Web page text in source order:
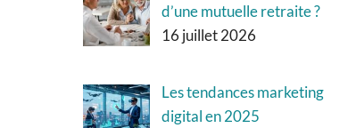
d’une mutuelle retraite ?
16 juillet 2026
Les tendances marketing
digital en 2025